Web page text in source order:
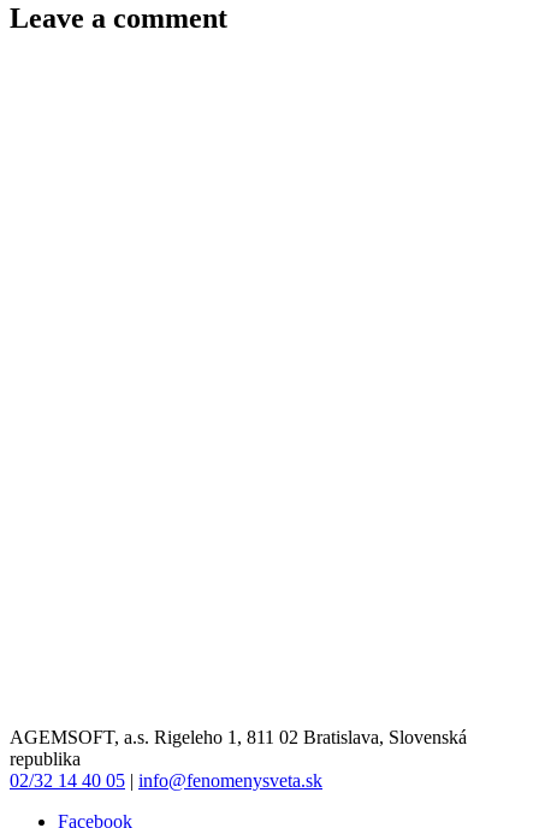
Leave a comment
AGEMSOFT, a.s. Rigeleho 1, 811 02 Bratislava, Slovenská
republika
02/32 14 40 05 | info@fenomenysveta.sk
Facebook